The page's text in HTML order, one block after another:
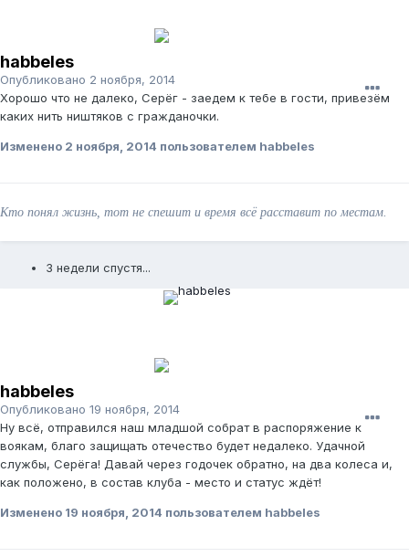
habbeles
Опубликовано 2 ноября, 2014
Хорошо что не далеко, Серёг - заедем к тебе в гости, привезём
каких нить ништяков с гражданочки.
Изменено 2 ноября, 2014 пользователем habbeles
Кто понял жизнь, тот не спешит и время всё расставит по местам.
3 недели спустя...
habbeles
Опубликовано 19 ноября, 2014
Ну всё, отправился наш младшой собрат в распоряжение к
воякам, благо защищать отечество будет недалеко. Удачной
службы, Серёга! Давай через годочек обратно, на два колеса и,
как положено, в состав клуба - место и статус ждёт!
Изменено 19 ноября, 2014 пользователем habbeles